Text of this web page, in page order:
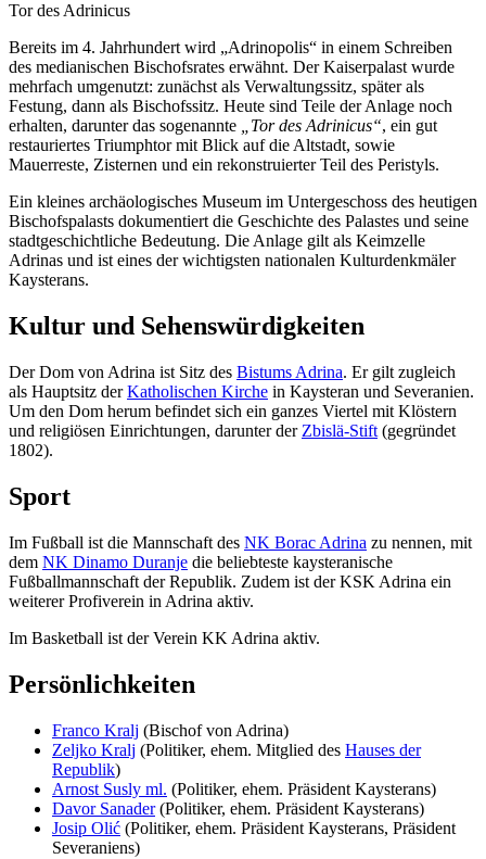
Tor des Adrinicus
Bereits im 4. Jahrhundert wird „Adrinopolis“ in einem Schreiben
des medianischen Bischofsrates erwähnt. Der Kaiserpalast wurde
mehrfach umgenutzt: zunächst als Verwaltungssitz, später als
Festung, dann als Bischofssitz. Heute sind Teile der Anlage noch
erhalten, darunter das sogenannte
„Tor des Adrinicus“, ein gut
restauriertes Triumphtor mit Blick auf die Altstadt, sowie
Mauerreste, Zisternen und ein rekonstruierter Teil des Peristyls.
Ein kleines archäologisches Museum im Untergeschoss des heutigen
Bischofspalasts dokumentiert die Geschichte des Palastes und seine
stadtgeschichtliche Bedeutung. Die Anlage gilt als Keimzelle
Adrinas und ist eines der wichtigsten nationalen Kulturdenkmäler
Kaysterans.
Kultur und Sehenswürdigkeiten
Der Dom von Adrina ist Sitz des Bistums Adrina. Er gilt zugleich
als Hauptsitz derKatholischen Kirche in Kaysteran und Severanien.
Um den Dom herum befindet sich ein ganzes Viertel mit Klöstern
und religiösen Einrichtungen, darunter der Zbislä-Stift (gegründet
1802).
Sport
Im Fußball ist die Mannschaft des NK Borac Adrina zu nennen, mit
dem NK Dinamo Duranje die beliebteste kaysteranische
Fußballmannschaft der Republik. Zudem ist der KSK Adrina ein
weiterer Profiverein in Adrina aktiv.
Im Basketball ist der Verein KK Adrina aktiv.
Persönlichkeiten
Franco Kralj (Bischof von Adrina)
Zeljko Kralj (Politiker, ehem. Mitglied des Hauses der
Republik)
Arnost Susly ml. (Politiker, ehem. Präsident Kaysterans)
Davor Sanader(Politiker, ehem. Präsident Kaysterans)
Josip Olić (Politiker, ehem. Präsident Kaysterans, Präsident
Severaniens)